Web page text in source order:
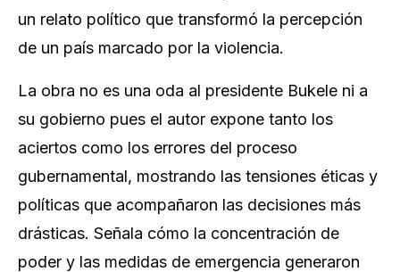
un relato político que transformó la percepción
de un país marcado por la violencia.
La obra no es una oda al presidente Bukele ni a
su gobierno pues el autor expone tanto los
aciertos como los errores del proceso
gubernamental, mostrando las tensiones éticas y
políticas que acompañaron las decisiones más
drásticas. Señala cómo la concentración de
poder y las medidas de emergencia generaron